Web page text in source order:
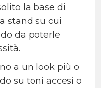
la base di
stand su cui
da poterle
a un look più o
su toni accesi o